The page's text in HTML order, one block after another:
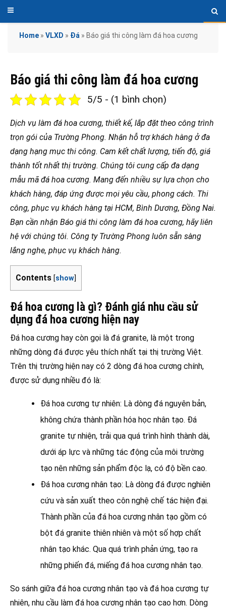
Home » VLXD » Đá » Báo giá thi công làm đá hoa cương
Báo giá thi công làm đá hoa cương
5/5 - (1 bình chọn)
Dịch vụ làm đá hoa cương, thiết kế, lắp đặt theo công trình
trọn gói của Trường Phong. Nhận hỗ trợ khách hàng ở đa
dạng hạng mục thi công. Cam kết chất lượng, tiến độ, giá
thành tốt nhất thị trường. Chúng tôi cung cấp đa dạng
mẫu mã đá hoa cương. Mang đến nhiều sự lựa chọn cho
khách hàng, đáp ứng được mọi yêu cầu, phong cách. Thi
công, phục vụ khách hàng tại HCM, Bình Dương, Đồng Nai.
Bạn cần nhận Báo giá thi công làm đá hoa cương, hãy liên
hệ với chúng tôi. Công ty Trường Phong luôn sẵn sàng
lắng nghe, phục vụ khách hàng.
Contents [show]
Đá hoa cương là gì? Đánh giá nhu cầu sử
dụng đá hoa cương hiện nay
Đá hoa cương hay còn gọi là đá granite, là một trong
những dòng đá được yêu thích nhất tại thị trường Việt.
Trên thị trường hiện nay có 2 dòng đá hoa cương chính,
được sử dụng nhiều đó là:
Đá hoa cương tự nhiên: Là dòng đá nguyên bản,
không chứa thành phần hóa học nhân tạo. Đá
granite tự nhiện, trải qua quá trình hình thành dài,
dưới áp lực và những tác động của môi trường
tạo nên những sản phẩm độc lạ, có độ bền cao.
Đá hoa cương nhân tạo: Là dòng đá được nghiên
cứu và sản xuất theo côn nghệ chế tác hiện đại.
Thành phần của đá hoa cương nhân tạo gồm có
bột đá granite thiên nhiên và một số hợp chất
nhân tạo khác. Qua quá trình phản ứng, tạo ra
những phiến đá, miếng đá hoa cương nhân tạo.
So sánh giữa đá hoa cương nhân tạo và đá hoa cương tự
nhiên, nhu cầu làm đá hoa cương nhân tạo cao hơn. Dòng